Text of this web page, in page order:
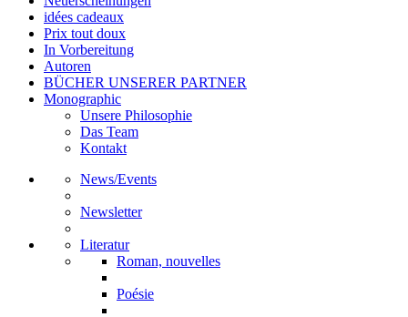
idées cadeaux
Prix tout doux
In Vorbereitung
Autoren
BÜCHER UNSERER PARTNER
Monographic
Unsere Philosophie
Das Team
Kontakt
News/Events
Newsletter
Literatur
Roman, nouvelles
Poésie